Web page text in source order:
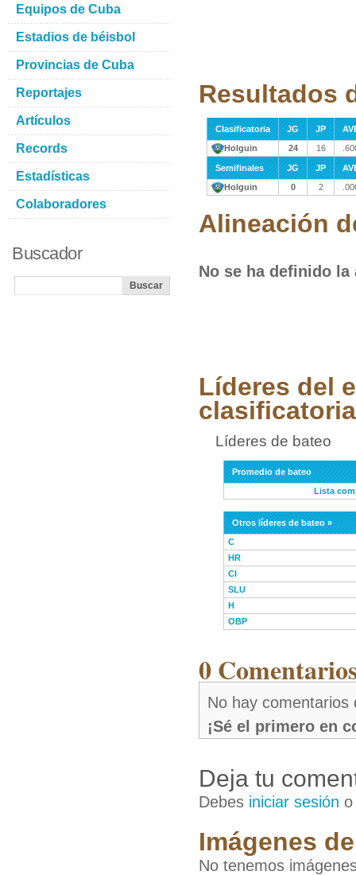
Resultados
Clasificatoria JG JP
Holguin
24 16
Semifinales JG JP
Holguin
0 2
Alineación
No se ha definido
Líderes del
clasificatoria
Líderes de bateo
Promedio de bateo
Lista
Otros líderes de bateo »
C
HR
CI
SLU
H
OBP
0
No hay comentarios
¡Sé el primero en
Deja tu
Debes iniciar sesión
Imágenes
No tenemos
Equipos de Cuba
Estadios de béisbol
Provincias de Cuba
Reportajes
Artículos
Records
Estadísticas
Colaboradores
Buscador